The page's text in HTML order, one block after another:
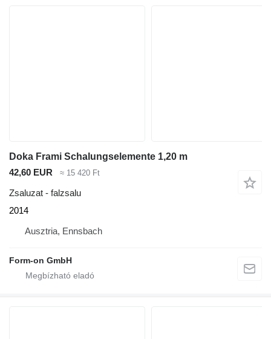
Doka Frami Schalungselemente 1,20 m
42,60 EUR
≈ 15 420 Ft
Zsaluzat - falzsalu
2014
Ausztria, Ennsbach
Form-on GmbH